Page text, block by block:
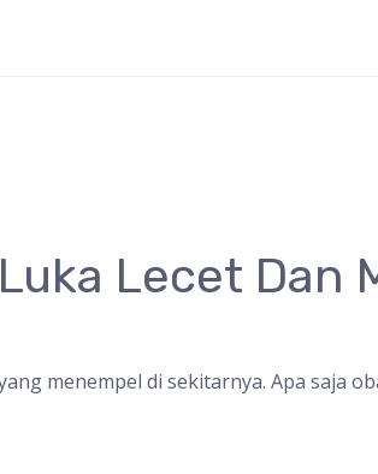
Lecet Dan
menempel di sekitarnya. Apa saja